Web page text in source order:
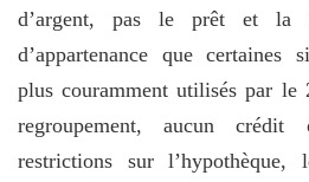
d’argent, pas le prêt et la
d’appartenance que certaines
plus couramment utilisés par le
regroupement, aucun
restrictions sur l’hypothèque,